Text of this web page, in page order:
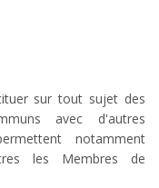
sur tout sujet des
avec d'autres
notamment
les Membres de